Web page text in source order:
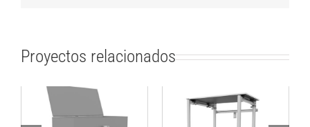
Proyectos relacionados